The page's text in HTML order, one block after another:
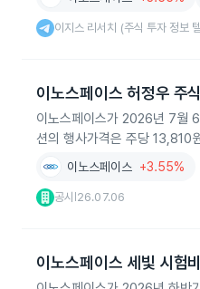
이지스 리서치 (주식 투자 정보
이노스페이스 허정우 주
이노스페이스가 2026년 7월
션의 행사가격은 주당 13,810
이노스페이스 +3.55%
공시 26.07.06
이노스페이스 세빛 시험